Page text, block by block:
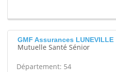
GMF Assurances LUNEVILLE
Mutuelle Santé Sénior
Département: 54